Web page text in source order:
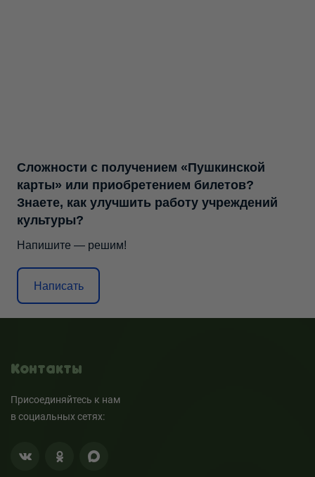
Сложности с получением «Пушкинской
карты» или приобретением билетов?
Знаете, как улучшить работу учреждений
культуры?
Напишите — решим!
Написать
Контакты
Присоединяйтесь к нам
в социальных сетях: